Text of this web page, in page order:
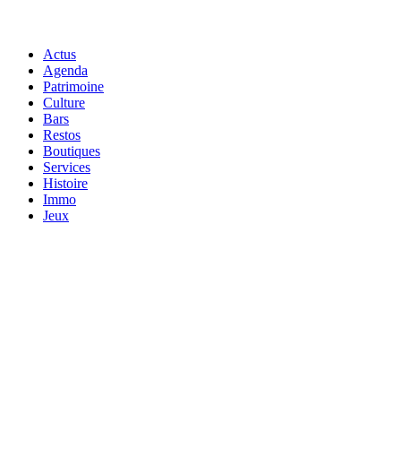
Actus
Agenda
Patrimoine
Culture
Bars
Restos
Boutiques
Services
Histoire
Immo
Jeux